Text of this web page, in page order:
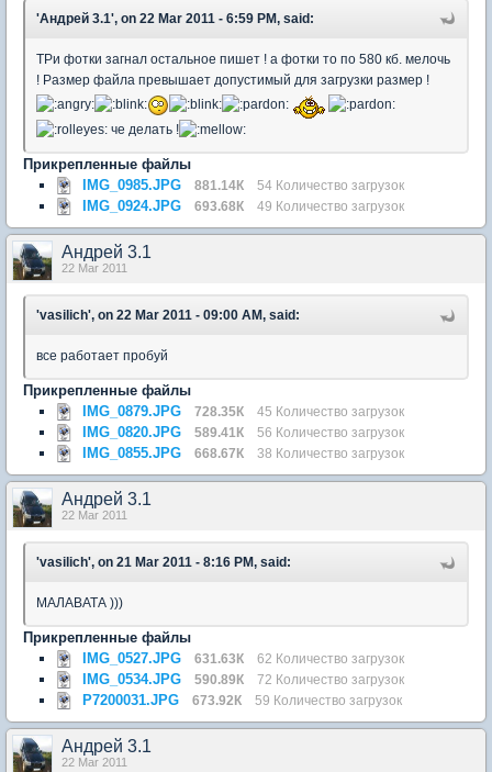
'Андрей 3.1', on 22 Mar 2011 - 6:59 PM, said:
ТРи фотки загнал остальное пишет ! а фотки то по 580 кб. мелочь
! Размер файла превышает допустимый для загрузки размер !
че делать !
Прикрепленные файлы
IMG_0985.JPG
881.14К 54 Количество загрузок
IMG_0924.JPG 693.68К 49 Количество загрузок
Андрей 3.1
22 Mar 2011
'vasilich', on 22 Mar 2011 - 09:00 AM, said:
все работает пробуй
Прикрепленные файлы
IMG_0879.JPG
728.35К 45 Количество загрузок
IMG_0820.JPG 589.41К 56 Количество загрузок
IMG_0855.JPG 668.67К 38 Количество загрузок
Андрей 3.1
22 Mar 2011
'vasilich', on 21 Mar 2011 - 8:16 PM, said:
МАЛАВАТА )))
Прикрепленные файлы
IMG_0527.JPG
631.63К 62 Количество загрузок
IMG_0534.JPG 590.89К 72 Количество загрузок
P7200031.JPG 673.92К 59 Количество загрузок
Андрей 3.1
22 Mar 2011